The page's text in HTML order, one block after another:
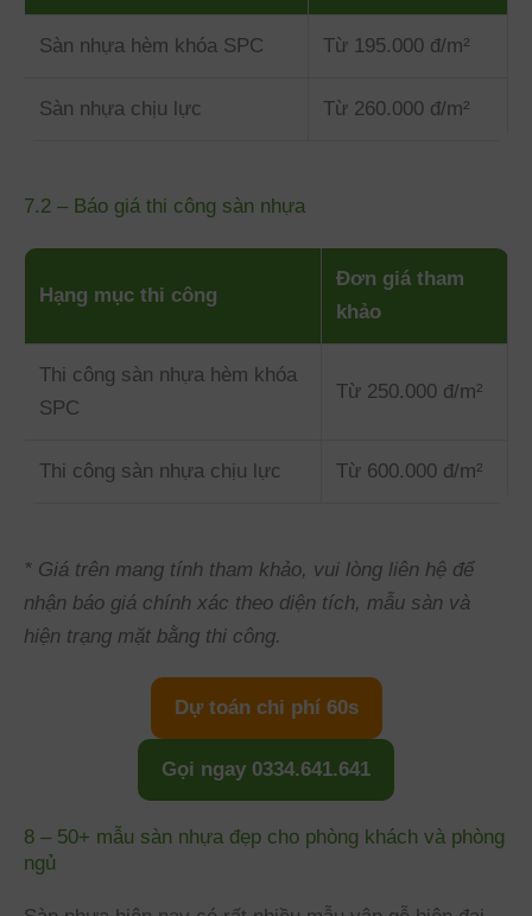
Sàn nhựa hèm khóa SPC Từ 195.000 đ/m²
Sàn nhựa chịu lực Từ 260.000 đ/m²
7.2 – Báo giá thi công sàn nhựa
Hạng mục thi công
Đơn giá tham
khảo
Thi công sàn nhựa hèm khóa
SPC
Từ 250.000 đ/m²
Thi công sàn nhựa chịu lực Từ 600.000 đ/m²
* Giá trên mang tính tham khảo, vui lòng liên hệ để
nhận báo giá chính xác theo diện tích, mẫu sàn và
hiện trạng mặt bằng thi công.
Dự toán chi phí 60s
Gọi ngay 0334.641.641
8 – 50+ mẫu sàn nhựa đẹp cho phòng khách và phòng
ngủ